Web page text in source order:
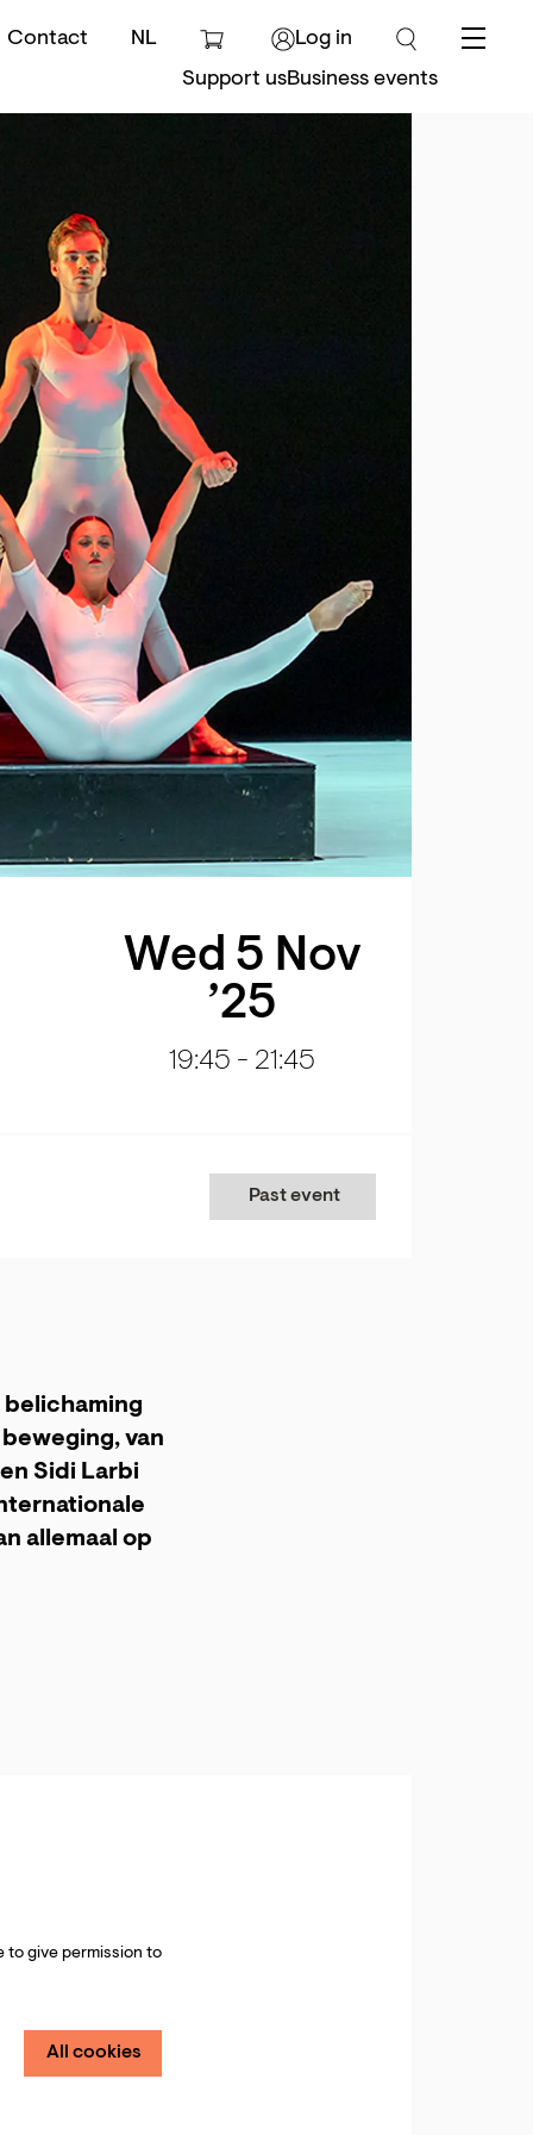
Contact NL
Log in
Support usBusiness events
Wed 5 Nov
’25
19:45 - 21:45
Past event
belichaming
van
Sidi Larbi
allemaal op
to give permission to
All cookies